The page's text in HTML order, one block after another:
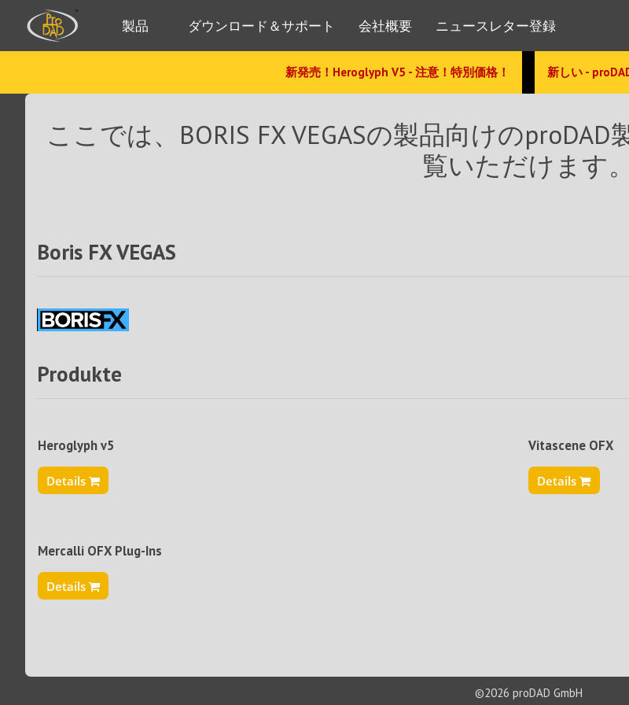
製品 ダウンロード＆サポート 会社概要 ニュースレター登録
新発売！Heroglyph V5 - 注意！特別価格！ 新しい -
ここでは、BORIS FX VEGASの製品向けの
覧いただけます。
Boris FX VEGAS
Produkte
Heroglyph v5
Details
Vitascene OFX
Details
Mercalli OFX Plug-Ins
Details
©2026 proDAD GmbH